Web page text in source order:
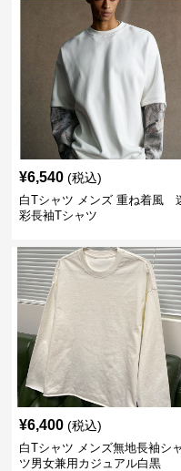
¥6,540 (税込)
白Tシャツ メンズ 重ね着風
彩長袖Tシャツ
¥6,400 (税込)
白Tシャツ メンズ無地長袖シャ
ツ男女兼用カジュアル白黒